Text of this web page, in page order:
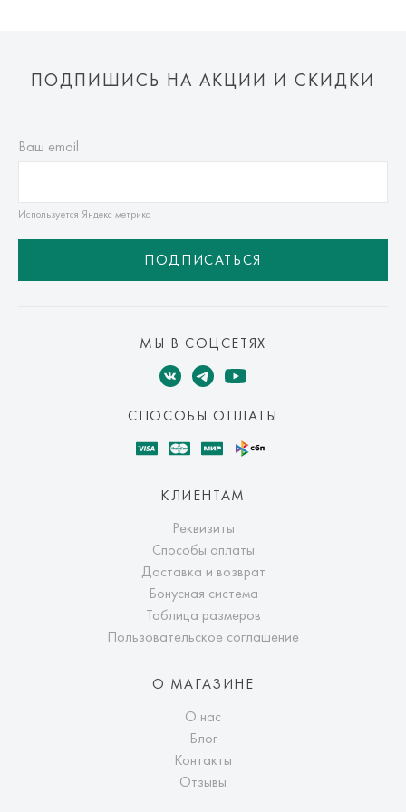
ПОДПИШИСЬ НА АКЦИИ И СКИДКИ
Ваш email
Используется Яндекс метрика
ПОДПИСАТЬСЯ
МЫ В СОЦСЕТЯХ
СПОСОБЫ ОПЛАТЫ
КЛИЕНТАМ
Реквизиты
Способы оплаты
Доставка и возврат
Бонусная система
Таблица размеров
Пользовательское соглашение
О МАГАЗИНЕ
О нас
Блог
Контакты
Отзывы